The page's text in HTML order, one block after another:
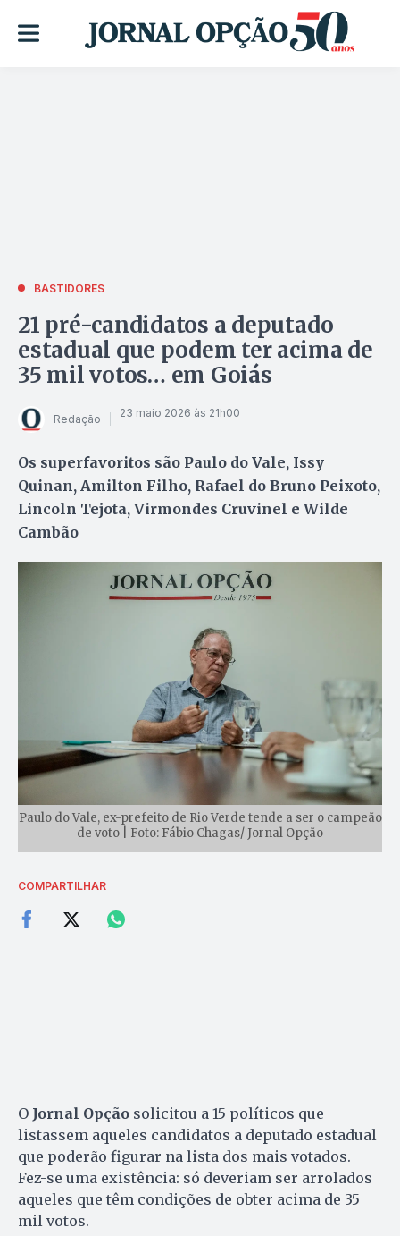
BASTIDORES
21 pré-candidatos a deputado
estadual que podem ter acima de
35 mil votos… em Goiás
Redação 23 maio 2026 às 21h00
Os superfavoritos são Paulo do Vale, Issy
Quinan, Amilton Filho, Rafael do Bruno Peixoto,
Lincoln Tejota, Virmondes Cruvinel e Wilde
Cambão
Paulo do Vale, ex-prefeito de Rio Verde tende a ser o campeão
de voto | Foto: Fábio Chagas/ Jornal Opção
COMPARTILHAR
O Jornal Opção solicitou a 15 políticos que
listassem aqueles candidatos a deputado estadual
que poderão figurar na lista dos mais votados.
Fez-se uma existência: só deveriam ser arrolados
aqueles que têm condições de obter acima de 35
mil votos.